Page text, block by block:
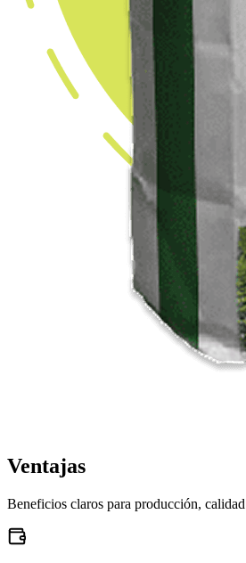
Ventajas
Beneficios claros para producción,